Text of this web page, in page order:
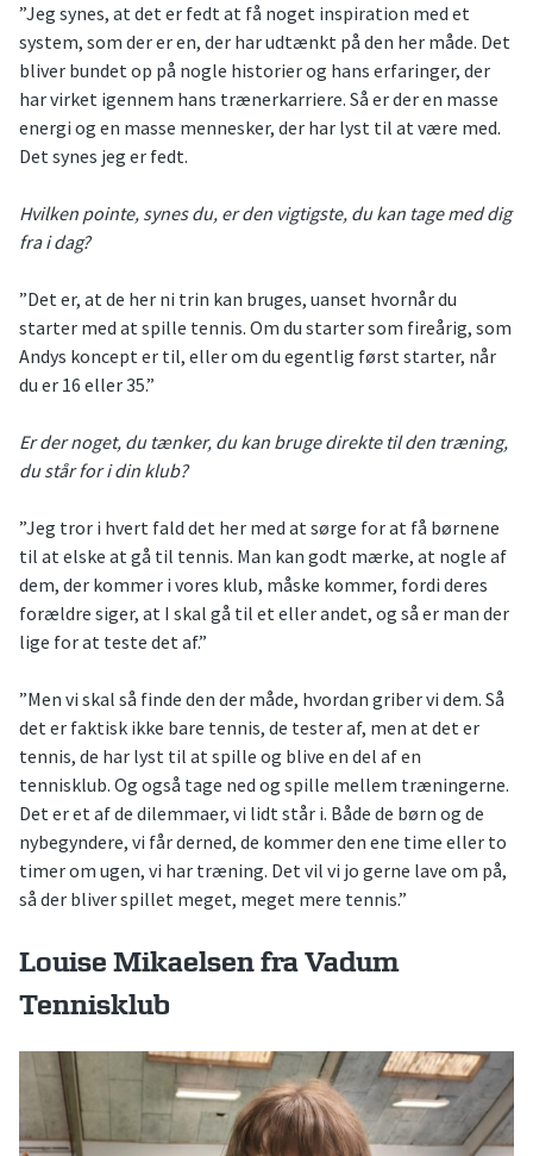
”Jeg synes, at det er fedt at få noget inspiration med et
system, som der er en, der har udtænkt på den her måde. Det
bliver bundet op på nogle historier og hans erfaringer, der
har virket igennem hans trænerkarriere. Så er der en masse
energi og en masse mennesker, der har lyst til at være med.
Det synes jeg er fedt.
Hvilken pointe, synes du, er den vigtigste, du kan tage med dig
fra i dag?
”Det er, at de her ni trin kan bruges, uanset hvornår du
starter med at spille tennis. Om du starter som fireårig, som
Andys koncept er til, eller om du egentlig først starter, når
du er 16 eller 35.”
Er der noget, du tænker, du kan bruge direkte til den træning,
du står for i din klub?
”Jeg tror i hvert fald det her med at sørge for at få børnene
til at elske at gå til tennis. Man kan godt mærke, at nogle af
dem, der kommer i vores klub, måske kommer, fordi deres
forældre siger, at I skal gå til et eller andet, og så er man der
lige for at teste det af.”
”Men vi skal så finde den der måde, hvordan griber vi dem. Så
det er faktisk ikke bare tennis, de tester af, men at det er
tennis, de har lyst til at spille og blive en del af en
tennisklub. Og også tage ned og spille mellem træningerne.
Det er et af de dilemmaer, vi lidt står i. Både de børn og de
nybegyndere, vi får derned, de kommer den ene time eller to
timer om ugen, vi har træning. Det vil vi jo gerne lave om på,
så der bliver spillet meget, meget mere tennis.”
Louise Mikaelsen fra Vadum
Tennisklub